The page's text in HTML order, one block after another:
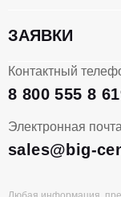
Контактный
8 800 555 8
Электронная почта
sales@big-
ЗАЯВКИ